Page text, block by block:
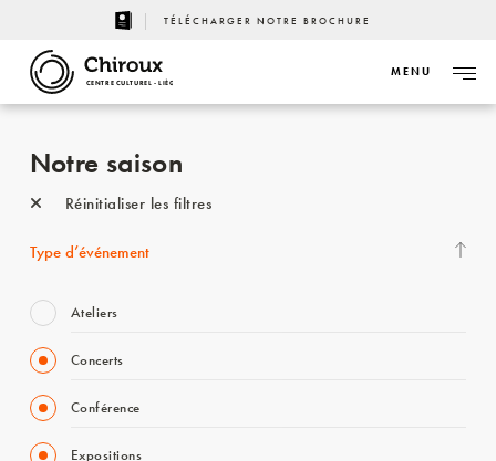
TÉLÉCHARGER NOTRE BROCHURE
CENTRE CULTUREL - LIÈGE
MENU
Notre saison
Réinitialiser les filtres
Type d’événement
Ateliers
Concerts
Conférence
Expositions